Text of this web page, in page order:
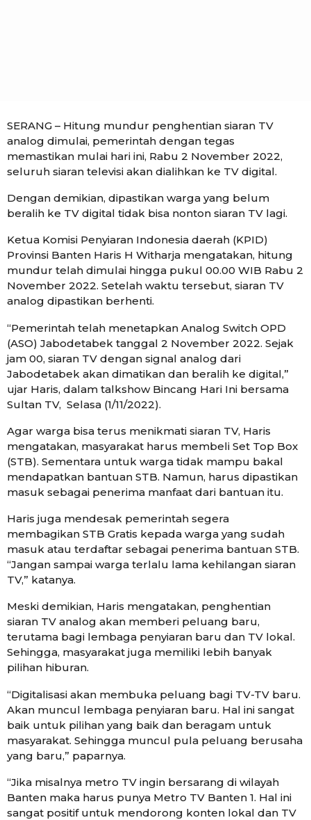
SERANG – Hitung mundur penghentian siaran TV
analog dimulai, pemerintah dengan tegas
memastikan mulai hari ini, Rabu 2 November 2022,
seluruh siaran televisi akan dialihkan ke TV digital.
Dengan demikian, dipastikan warga yang belum
beralih ke TV digital tidak bisa nonton siaran TV lagi.
Ketua Komisi Penyiaran Indonesia daerah (KPID)
Provinsi Banten Haris H Witharja mengatakan, hitung
mundur telah dimulai hingga pukul 00.00 WIB Rabu 2
November 2022. Setelah waktu tersebut, siaran TV
analog dipastikan berhenti.
“Pemerintah telah menetapkan Analog Switch OPD
(ASO) Jabodetabek tanggal 2 November 2022. Sejak
jam 00, siaran TV dengan signal analog dari
Jabodetabek akan dimatikan dan beralih ke digital,”
ujar Haris, dalam talkshow Bincang Hari Ini bersama
Sultan TV, Selasa (1/11/2022).
Agar warga bisa terus menikmati siaran TV, Haris
mengatakan, masyarakat harus membeli Set Top Box
(STB). Sementara untuk warga tidak mampu bakal
mendapatkan bantuan STB. Namun, harus dipastikan
masuk sebagai penerima manfaat dari bantuan itu.
Haris juga mendesak pemerintah segera
membagikan STB Gratis kepada warga yang sudah
masuk atau terdaftar sebagai penerima bantuan STB.
“Jangan sampai warga terlalu lama kehilangan siaran
TV,” katanya.
Meski demikian, Haris mengatakan, penghentian
siaran TV analog akan memberi peluang baru,
terutama bagi lembaga penyiaran baru dan TV lokal.
Sehingga, masyarakat juga memiliki lebih banyak
pilihan hiburan.
“Digitalisasi akan membuka peluang bagi TV-TV baru.
Akan muncul lembaga penyiaran baru. Hal ini sangat
baik untuk pilihan yang baik dan beragam untuk
masyarakat. Sehingga muncul pula peluang berusaha
yang baru,” paparnya.
“Jika misalnya metro TV ingin bersarang di wilayah
Banten maka harus punya Metro TV Banten 1. Hal ini
sangat positif untuk mendorong konten lokal dan TV